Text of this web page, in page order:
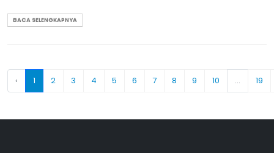
BACA SELENGKAPNYA
‹ 1 2 3 4 5 6 7 8 9 10 ... 19